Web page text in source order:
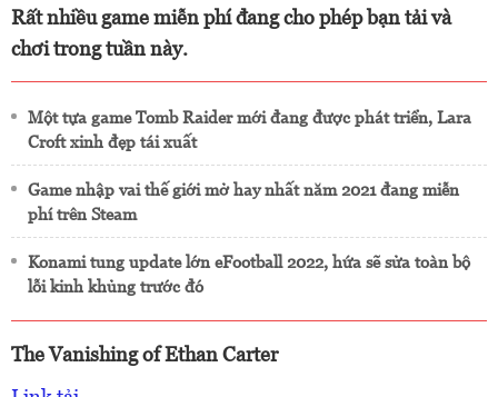
Rất nhiều game miễn phí đang cho phép bạn tải và
chơi trong tuần này.
Một tựa game Tomb Raider mới đang được phát triển, Lara
Croft xinh đẹp tái xuất
Game nhập vai thế giới mở hay nhất năm 2021 đang miễn
phí trên Steam
Konami tung update lớn eFootball 2022, hứa sẽ sửa toàn bộ
lỗi kinh khủng trước đó
The Vanishing of Ethan Carter